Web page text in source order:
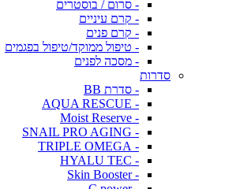
- סרום / בוסטרים
- קרם עיניים
- קרם פנים
- טיפול ממוקד/טיפול בפגמים
- מסכה לפנים
סדרות
- סדרת BB
- AQUA RESCUE
- Moist Reserve
- SNAIL PRO AGING
- TRIPLE OMEGA
- HYALU TEC
- Skin Booster